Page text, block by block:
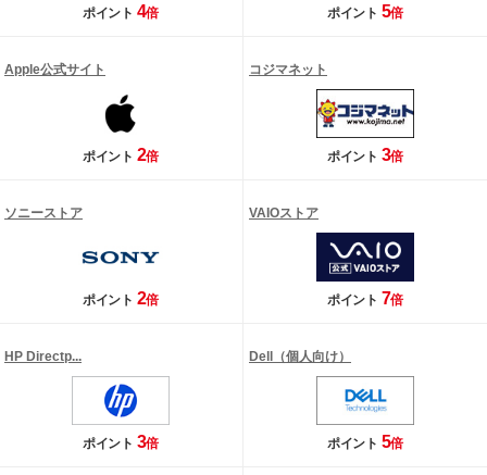
ポイント 4倍 ポイント 5倍
Apple公式サイト
ポイント 2倍
コジマネット
ポイント 3倍
ソニーストア
ポイント 2倍
VAIOストア
ポイント 7倍
HP Directp...
ポイント 3倍
Dell（個人向け）
ポイント 5倍